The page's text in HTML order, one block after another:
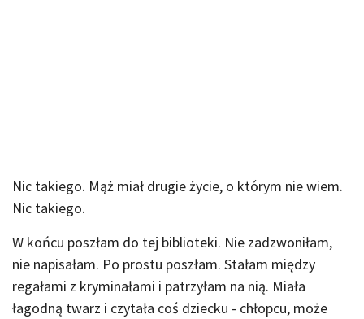
Nic takiego. Mąż miał drugie życie, o którym nie wiem.
Nic takiego.
W końcu poszłam do tej biblioteki. Nie zadzwoniłam,
nie napisałam. Po prostu poszłam. Stałam między
regałami z kryminałami i patrzyłam na nią. Miała
łagodną twarz i czytała coś dziecku - chłopcu, może